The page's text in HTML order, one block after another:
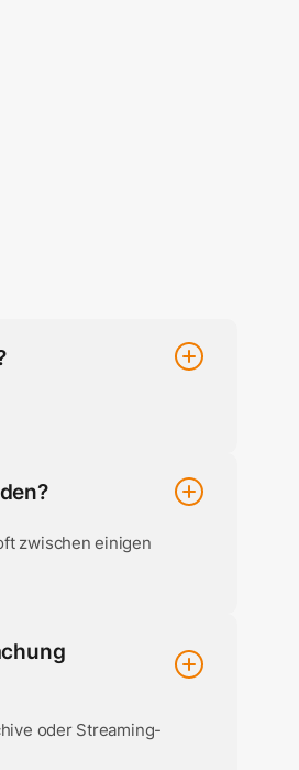
zwischen einigen
oder Streaming-